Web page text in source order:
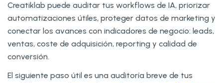
Creatiklab puede auditar tus workflows de IA, priorizar
automatizaciones útiles, proteger datos de marketing y
conectar los avances con indicadores de negocio: leads,
ventas, coste de adquisición, reporting y calidad de
conversión.
El siguiente paso útil es una auditoría breve de tus